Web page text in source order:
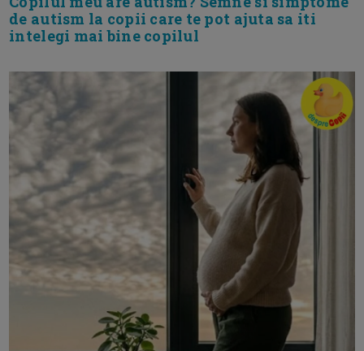
de autism la copii care te pot ajuta sa iti
intelegi mai bine copilul